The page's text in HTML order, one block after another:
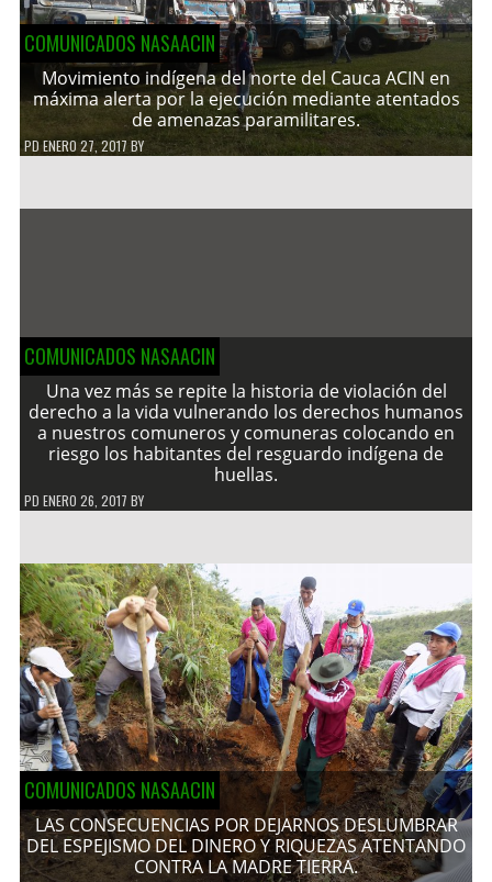
COMUNICADOS NASAACIN
Movimiento indígena del norte del Cauca ACIN en
máxima alerta por la ejecución mediante atentados
de amenazas paramilitares.
PDENERO 27, 2017 BY
COMUNICADOS NASAACIN
Una vez más se repite la historia de violación del
derecho a la vida vulnerando los derechos humanos
a nuestros comuneros y comuneras colocando en
riesgo los habitantes del resguardo indígena de
huellas.
PD ENERO 26, 2017 BY
COMUNICADOS NASAACIN
LAS CONSECUENCIAS POR DEJARNOS DESLUMBRAR
DEL ESPEJISMO DEL DINERO Y RIQUEZAS ATENTANDO
CONTRA LA MADRE TIERRA.